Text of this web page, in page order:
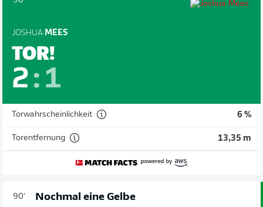
JOSHUA MEES
TOR!
2: 1
Torwahrscheinlichkeit 6 %
Torentfernung 13,35 m
90' Nochmal eine Gelbe